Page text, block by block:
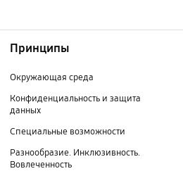
Принципы
Окружающая среда
Конфиденциальность и защита
данных
Специальные возможности
Разнообразие. Инклюзивность.
Вовлеченность